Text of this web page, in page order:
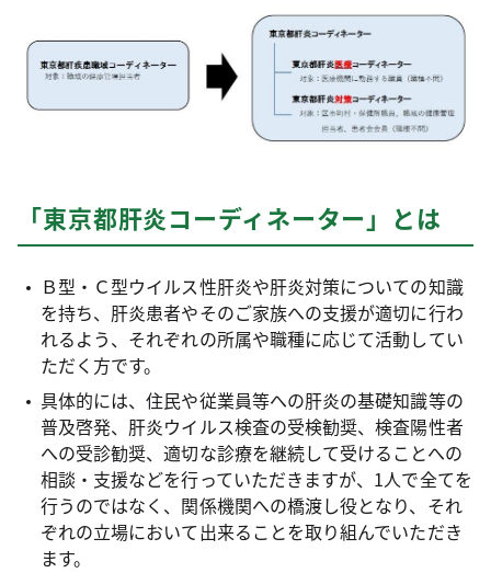
「東京都肝炎コーディネーター」とは
Ｂ型・Ｃ型ウイルス性肝炎や肝炎対策についての知識
を持ち、肝炎患者やそのご家族への支援が適切に行わ
れるよう、それぞれの所属や職種に応じて活動してい
ただく方です。
具体的には、住民や従業員等への肝炎の基礎知識等の
普及啓発、肝炎ウイルス検査の受検勧奨、検査陽性者
への受診勧奨、適切な診療を継続して受けることへの
相談・支援などを行っていただきますが、1人で全てを
行うのではなく、関係機関への橋渡し役となり、それ
ぞれの立場において出来ることを取り組んでいただき
ます。